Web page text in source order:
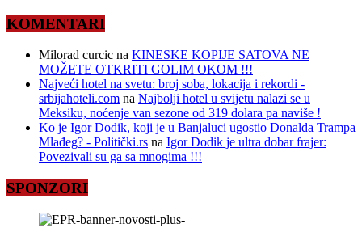
KOMENTARI
Milorad curcic na KINESKE KOPIJE SATOVA NE
MOŽETE OTKRITI GOLIM OKOM !!!
Najveći hotel na svetu: broj soba, lokacija i rekordi -
srbijahoteli.com na Najbolji hotel u svijetu nalazi se u
Meksiku, noćenje van sezone od 319 dolara pa naviše !
Ko je Igor Dodik, koji je u Banjaluci ugostio Donalda Trampa
Mlađeg? - Politički.rs na Igor Dodik je ultra dobar frajer:
Povezivali su ga sa mnogima !!!
SPONZORI